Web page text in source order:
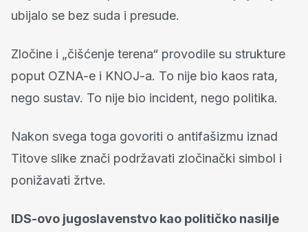
ubijalo se bez suda i presude.
Zločine i „čišćenje terena“ provodile su strukture
poput OZNA-e i KNOJ-a. To nije bio kaos rata,
nego sustav. To nije bio incident, nego politika.
Nakon svega toga govoriti o antifašizmu iznad
Titove slike znači podržavati zločinački simbol i
ponižavati žrtve.
IDS-ovo jugoslavenstvo kao političko nasilje